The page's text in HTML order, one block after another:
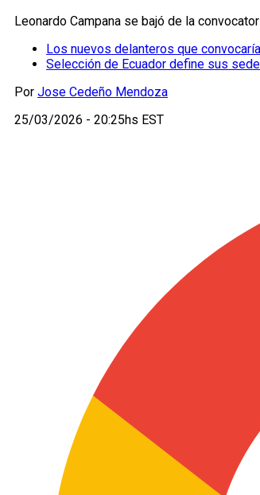
Leonardo Campana se bajó de la
Los nuevos delanteros que
Selección de Ecuador define sus
Por Jose Cedeño Mendoza
25/03/2026 - 20:25hs EST